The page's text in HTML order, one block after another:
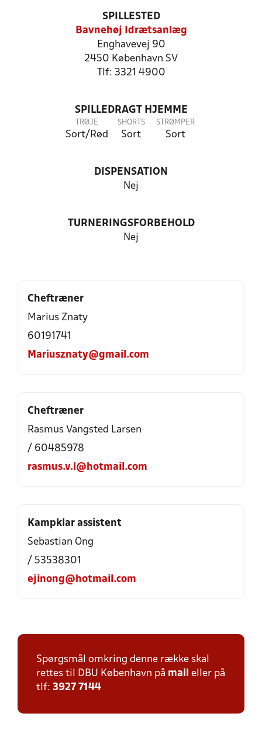
SPILLESTED
Bavnehøj Idrætsanlæg
Enghavevej 90
2450 København SV
Tlf: 3321 4900
SPILLEDRAGT HJEMME
TRØJE
Sort/Rød
SHORTS
Sort
STRØMPER
Sort
DISPENSATION
Nej
TURNERINGSFORBEHOLD
Nej
Cheftræner
Marius Znaty
60191741
Mariusznaty@gmail.com
Cheftræner
Rasmus Vangsted Larsen
/ 60485978
rasmus.v.l@hotmail.com
Kampklar assistent
Sebastian Ong
/ 53538301
ejinong@hotmail.com
Spørgsmål omkring denne række skal
rettes til DBU København på mail eller på
tlf: 3927 7144